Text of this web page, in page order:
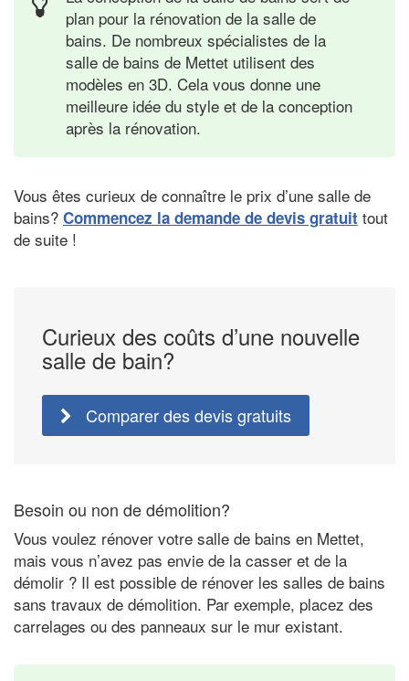
plan pour la rénovation de la salle de
bains. De nombreux spécialistes de la
salle de bains de Mettet utilisent des
modèles en 3D. Cela vous donne une
meilleure idée du style et de la conception
après la rénovation.
Vous êtes curieux de connaître le prix d’une salle de
bains? Commencez la demande de devis gratuit tout
de suite !
Curieux des coûts d’une nouvelle
salle de bain?
Comparer des devis gratuits
Besoin ou non de démolition?
Vous voulez rénover votre salle de bains en Mettet,
mais vous n’avez pas envie de la casser et de la
démolir ? Il est possible de rénover les salles de bains
sans travaux de démolition. Par exemple, placez des
carrelages ou des panneaux sur le mur existant.